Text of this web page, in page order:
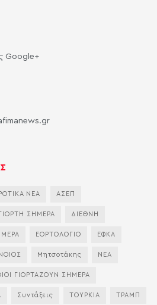
Google+
ΝΕΑ ΑΣΕΠ
ΓΙΟΡΤΗ ΣΗΜΕΡΑ ΔΙΕΘΝΗ
ΕΟΡΤΟΛΟΓΙΟ ΕΦΚΑ
Μητσοτάκης ΝΕΑ
ΓΙΟΡΤΑΖΟΥΝ ΣΗΜΕΡΑ
Συντάξεις ΤΟΥΡΚΙΑ ΤΡΑΜΠ